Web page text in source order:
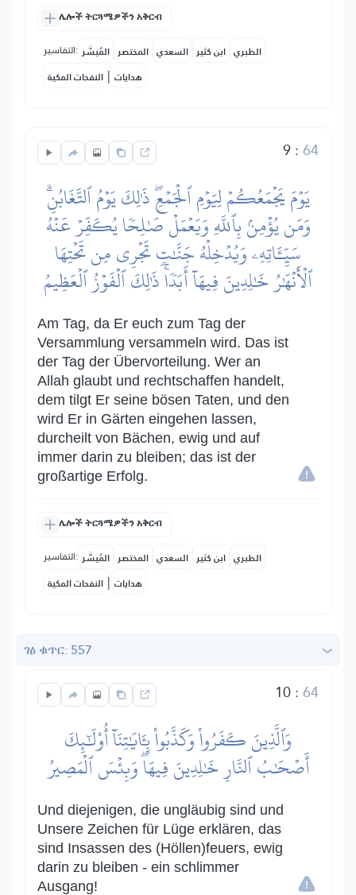
ሌሎች ትርጓሜዎችን አቅርብ
التفاسير: المُيسَّر المختصر السعدي ابن كثير الطبري
النفحات المكية | هدايات
9:64
يَوۡمَ يَجۡمَعُكُمۡ لِيَوۡمِ ٱلۡجَمۡعِۖ ذَٰلِكَ يَوۡمُ ٱلتَّغَابُنِۗ
وَمَن يُؤۡمِنۢ بِٱللَّهِ وَيَعۡمَلۡ صَٰلِحٗا يُكَفِّرۡ عَنۡهُ
سَيِّـَٔاتِهِۦ وَيُدۡخِلۡهُ جَنَّٰتٖ تَجۡرِي مِن تَحۡتِهَا
ٱلۡأَنۡهَٰرُ خَٰلِدِينَ فِيهَآ أَبَدٗاۚ ذَٰلِكَ ٱلۡفَوۡزُ ٱلۡعَظِيمُ
Am Tag, da Er euch zum Tag der
Versammlung versammeln wird. Das ist
der Tag der Übervorteilung. Wer an
Allah glaubt und rechtschaffen handelt,
dem tilgt Er seine bösen Taten, und den
wird Er in Gärten eingehen lassen,
durcheilt von Bächen, ewig und auf
immer darin zu bleiben; das ist der
großartige Erfolg.
ሌሎች ትርጓሜዎችን አቅርብ
التفاسير: المُيسَّر المختصر السعدي ابن كثير الطبري
النفحات المكية | هدايات
ገፅ ቁጥር: 557
10:64
وَٱلَّذِينَ كَفَرُواْ وَكَذَّبُواْ بِـَٔايَٰتِنَآ أُوْلَٰٓئِكَ
أَصۡحَٰبُ ٱلنَّارِ خَٰلِدِينَ فِيهَاۖ وَبِئۡسَ ٱلۡمَصِيرُ
Und diejenigen, die ungläubig sind und
Unsere Zeichen für Lüge erklären, das
sind Insassen des (Höllen)feuers, ewig
darin zu bleiben - ein schlimmer
Ausgang!